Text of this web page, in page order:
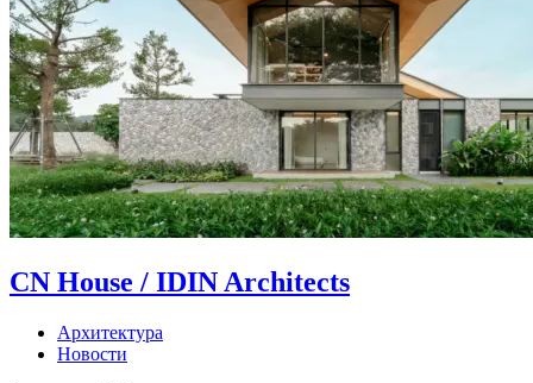
CN House / IDIN Architects
Архитектура
Новости